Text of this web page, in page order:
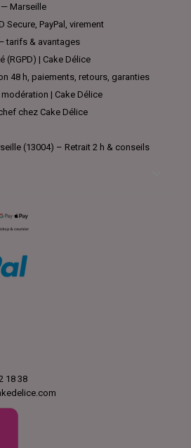
Marseille
Secure, PayPal, virement
tarifs & avantages
(RGPD) | Cake Délice
48 h, paiements, retours, garanties
| Cake Délice
chez Cake Délice
(13004) – Retrait 2 h & conseils
18 38